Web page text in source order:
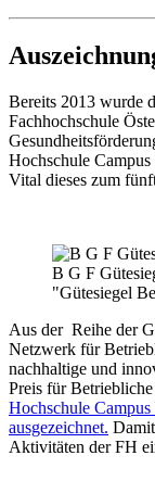
Bereits 2013 wurde
Fachhochschule
Hochschule
Vital dieses zum
B G F
"Gütesiegel
Aus der Reihe der
Netzwerk für
nachhaltige und
Preis für
Hochschule
ausgezeichnet.
Aktivitäten der FH